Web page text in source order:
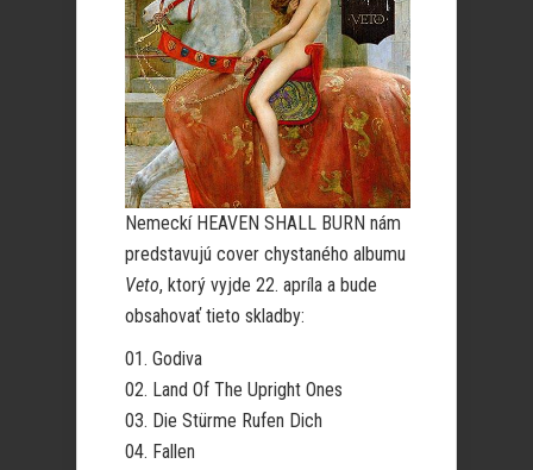
Nemeckí HEAVEN SHALL BURN nám
predstavujú cover chystaného albumu
Veto, ktorý vyjde 22. apríla a bude
obsahovať tieto skladby:
01. Godiva
02. Land Of The Upright Ones
03. Die Stürme Rufen Dich
04. Fallen